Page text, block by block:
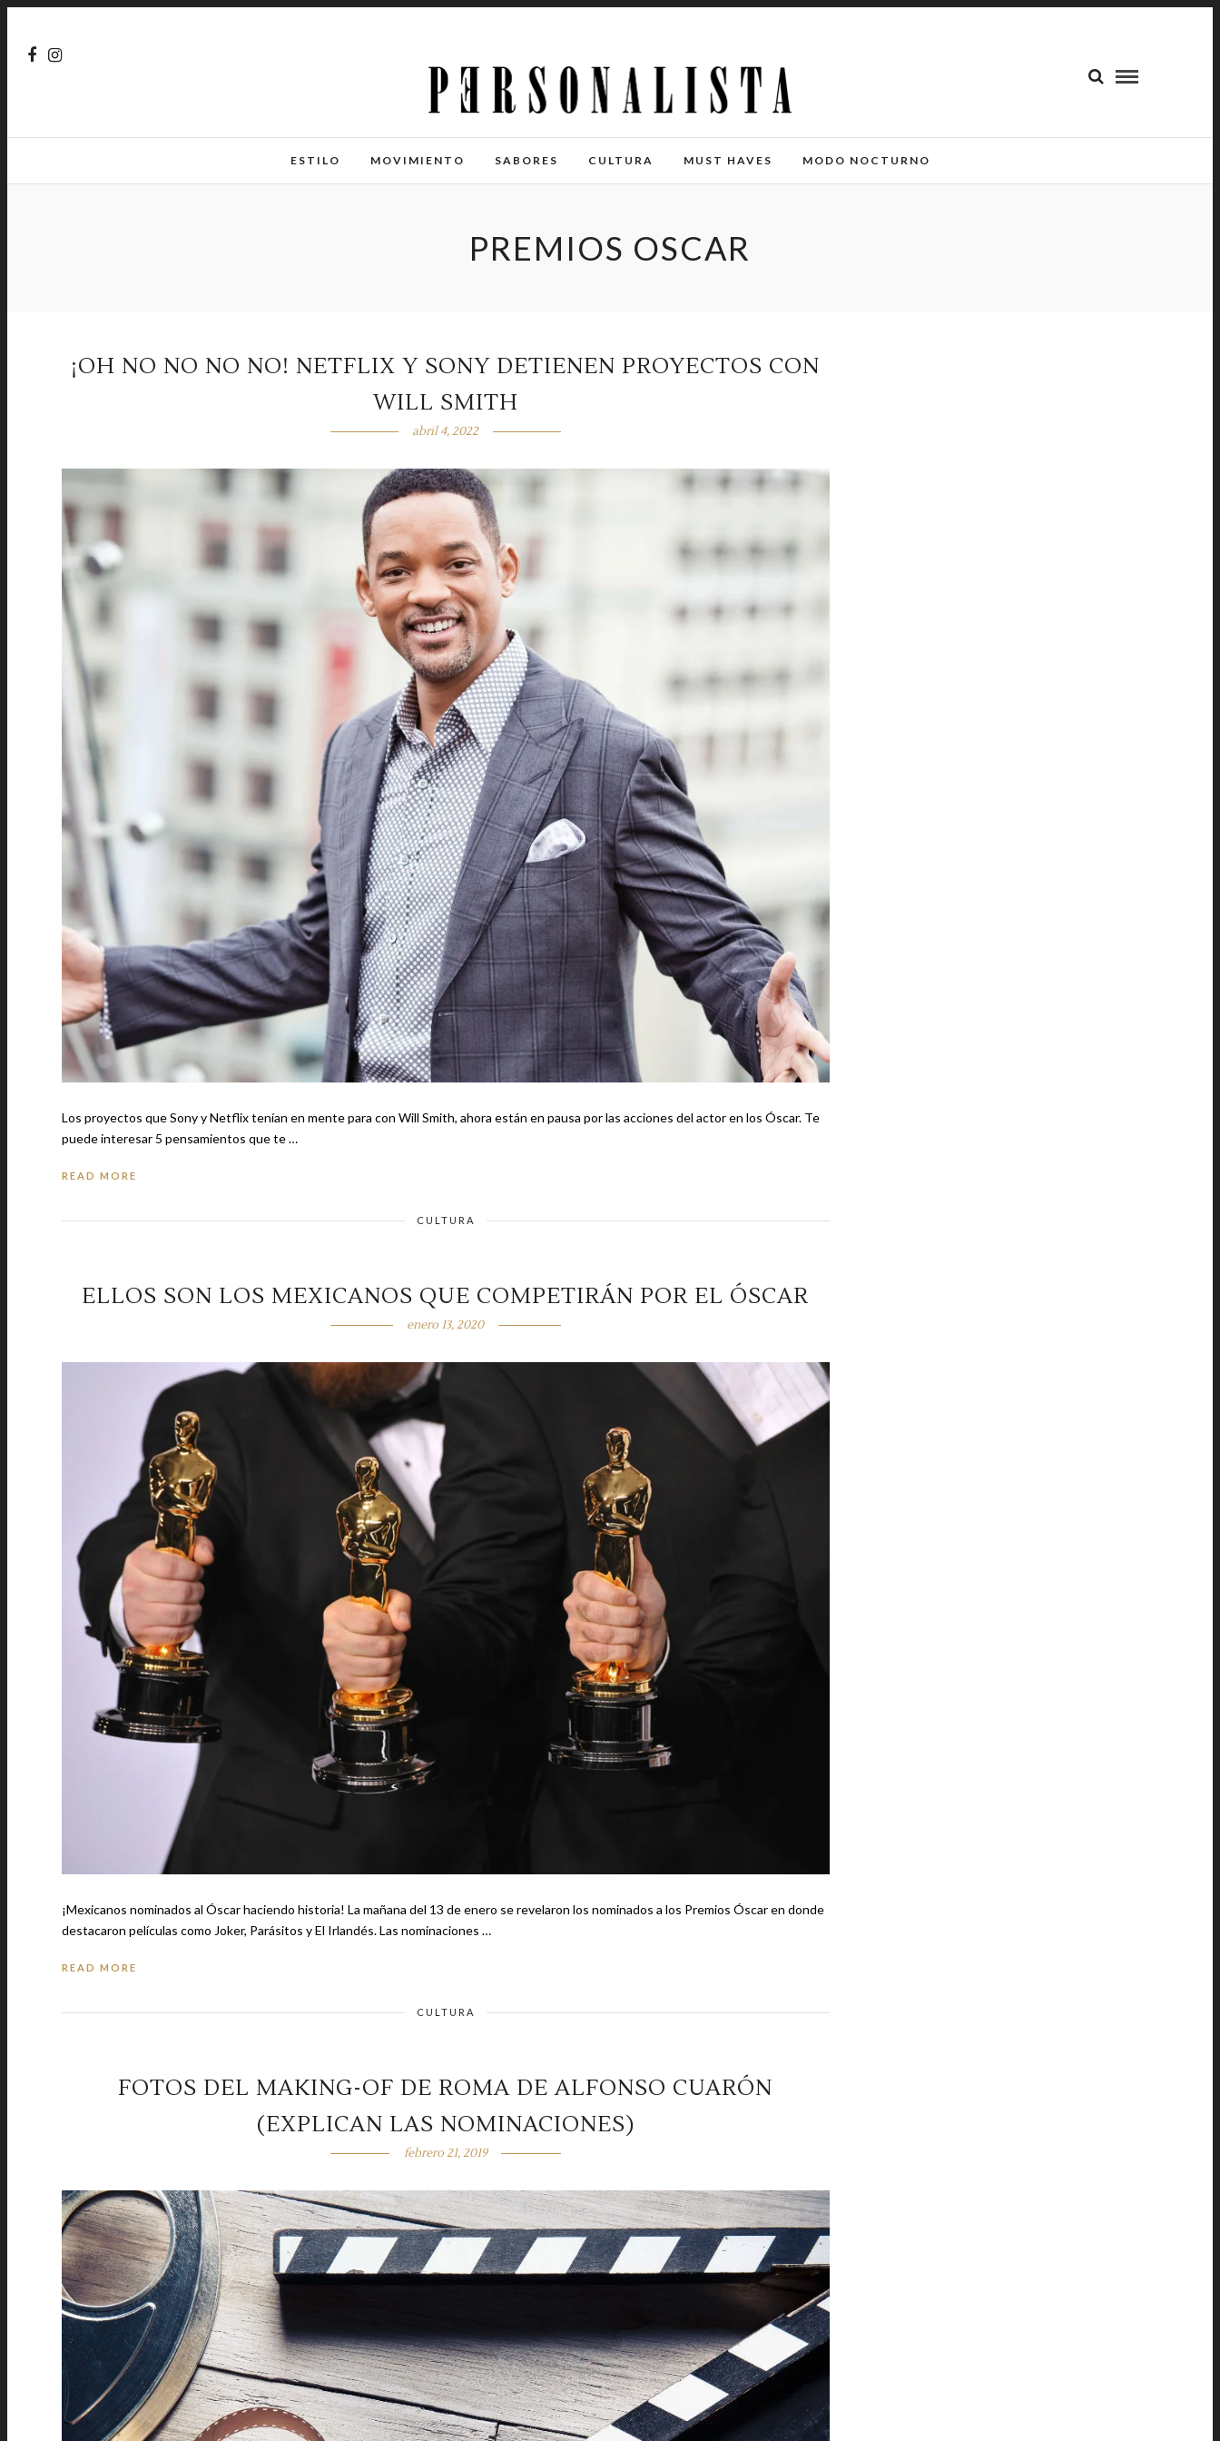
ESTILO MOVIMIENTO SABORES CULTURA MUST HAVES MODO NOCTURNO
PREMIOS OSCAR
¡OH NO NO NO NO! NETFLIX Y SONY DETIENEN PROYECTOS CON
WILL SMITH
abril 4, 2022
Los proyectos que Sony y Netflix tenían en mente para con Will Smith, ahora están en pausa por las acciones del actor en los Óscar. Te
puede interesar 5 pensamientos que te …
READ MORE
CULTURA
ELLOS SON LOS MEXICANOS QUE COMPETIRÁN POR EL ÓSCAR
enero 13, 2020
¡Mexicanos nominados al Óscar haciendo historia! La mañana del 13 de enero se revelaron los nominados a los Premios Óscar en donde
destacaron películas como Joker, Parásitos y El Irlandés. Las nominaciones …
READ MORE
CULTURA
FOTOS DEL MAKING-OF DE ROMA DE ALFONSO CUARÓN
(EXPLICAN LAS NOMINACIONES)
febrero 21, 2019